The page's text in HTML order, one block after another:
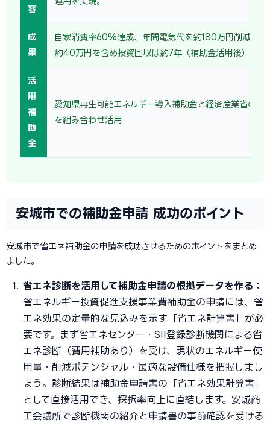
容
成
果
自家消費率60%達成、年間電気代を約180万円削減。売
約40万円を含め投資回収は約7年（補助金活用後）。
活
用
補
助
金
愛知県再生可能エネルギー導入補助金と経済産業省の省
を組み合わせ活用
安城市での補助金申請 成功のポイント
安城市で省エネ補助金の申請を成功させるためのポイントをまとめ
ました。
省エネ診断を活用して補助金申請の根拠データを作る：
省エネルギー投資促進支援事業費補助金の申請には、省
エネ効果の定量的な見込みを示す「省エネ計算書」が必
要です。まず省エネセンター・SII登録診断機関による省
エネ診断（費用補助あり）を受け、現状のエネルギー使
用量・削減ポテンシャル・最適な設備仕様を把握しまし
ょう。診断結果は補助金申請書の「省エネ効果計算書」
として直接活用でき、採択率向上に直結します。安城商
工会議所で診断機関の紹介と申請書の事前確認を受ける